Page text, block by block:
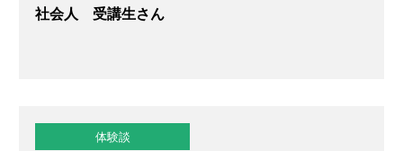
社会人 受講生さん
体験談